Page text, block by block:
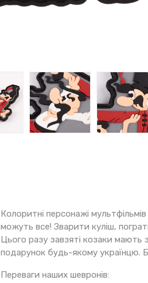
Колоритні персонажі
можуть все! Зварити куліш,
Цього разу завзяті козаки
подарунок будь-якому українцю.
Переваги наших шевронів: